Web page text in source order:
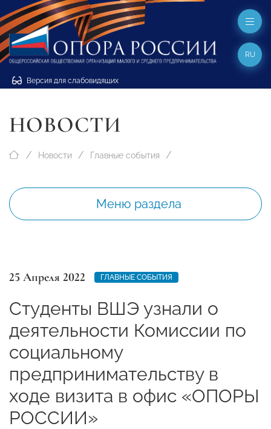
Версия для слабовидящих
RU
НОВОСТИ
Новости Главные события
Меню раздела
25 Апреля 2022 ГЛАВНЫЕ СОБЫТИЯ
Студенты ВШЭ узнали о
деятельности Комиссии по
социальному
предпринимательству в
ходе визита в офис «ОПОРЫ
РОССИИ»